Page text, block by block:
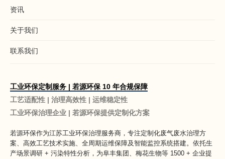
资讯
关于我们
联系我们
工业环保定制服务 | 若源环保 10 年合规保障
工艺适配性 | 治理高效性 | 运维稳定性
工业环保治理企业 | 若源环保提供定制化方案
若源环保作为江苏工业环保治理服务商 ，专注定制化废气废水治理方
案、高效工艺技术实施、全周期运维保障及智能监控系统搭建。依托生
产场景调研 + 污染特性分析，为阜丰集团、梅花生物等 1500 + 企业提